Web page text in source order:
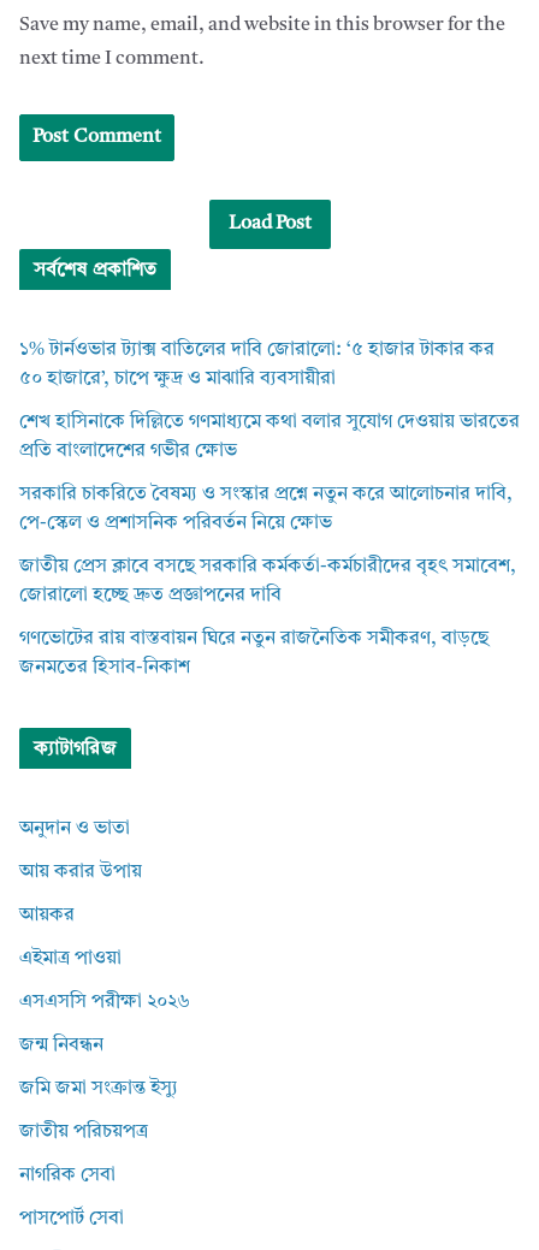
Save my name, email, and website in this browser for the
next time I comment.
Load Post
সর্বশেষ প্রকাশিত
১% টার্নওভার ট্যাক্স বাতিলের দাবি জোরালো: ‘৫ হাজার টাকার কর
৫০ হাজারে’, চাপে ক্ষুদ্র ও মাঝারি ব্যবসায়ীরা
শেখ হাসিনাকে দিল্লিতে গণমাধ্যমে কথা বলার সুযোগ দেওয়ায় ভারতের
প্রতি বাংলাদেশের গভীর ক্ষোভ
সরকারি চাকরিতে বৈষম্য ও সংস্কার প্রশ্নে নতুন করে আলোচনার দাবি,
পে-স্কেল ও প্রশাসনিক পরিবর্তন নিয়ে ক্ষোভ
জাতীয় প্রেস ক্লাবে বসছে সরকারি কর্মকর্তা-কর্মচারীদের বৃহৎ সমাবেশ,
জোরালো হচ্ছে দ্রুত প্রজ্ঞাপনের দাবি
গণভোটের রায় বাস্তবায়ন ঘিরে নতুন রাজনৈতিক সমীকরণ, বাড়ছে
জনমতের হিসাব-নিকাশ
ক্যাটাগরিজ
অনুদান ও ভাতা
আয় করার উপায়
আয়কর
এইমাত্র পাওয়া
এসএসসি পরীক্ষা ২০২৬
জন্ম নিবন্ধন
জমি জমা সংক্রান্ত ইস্যু
জাতীয় পরিচয়পত্র
নাগরিক সেবা
পাসপোর্ট সেবা